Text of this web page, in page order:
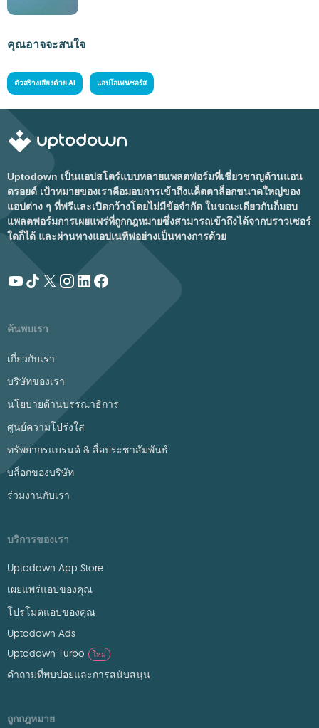
คุณอาจจะสนใจ
ตัวสร้างเสียงด้วย AI แอปโอเพนซอร์ส
Uptodown เป็นแอปสโตร์แบบหลายแพลตฟอร์มที่เชี่ยวชาญด้านแอน
ดรอยด์ เป้าหมายของเราคือมอบการเข้าถึงแค็ตตาล็อกขนาดใหญ่ของ
แอปต่าง ๆ ที่ฟรีและเปิดกว้างโดยไม่มีข้อจำกัด ในขณะเดียวกันก็มอบ
แพลตฟอร์มการเผยแพร่ที่ถูกกฎหมายซึ่งสามารถเข้าถึงได้จากบราวเซอร์
ใดก็ได้ และผ่านทางแอปเนทีฟอย่างเป็นทางการด้วย
ค้นพบเรา
เกี่ยวกับเรา
บริษัทของเรา
นโยบายด้านบรรณาธิการ
ศูนย์ความโปร่งใส
ทรัพยากรแบรนด์ & สื่อประชาสัมพันธ์
บล็อกของบริษัท
ร่วมงานกับเรา
บริการของเรา
Uptodown App Store
เผยแพร่แอปของคุณ
โปรโมตแอปของคุณ
Uptodown Ads
Uptodown Turbo
ใหม่
คำถามที่พบบ่อยและการสนับสนุน
ถูกกฎหมาย